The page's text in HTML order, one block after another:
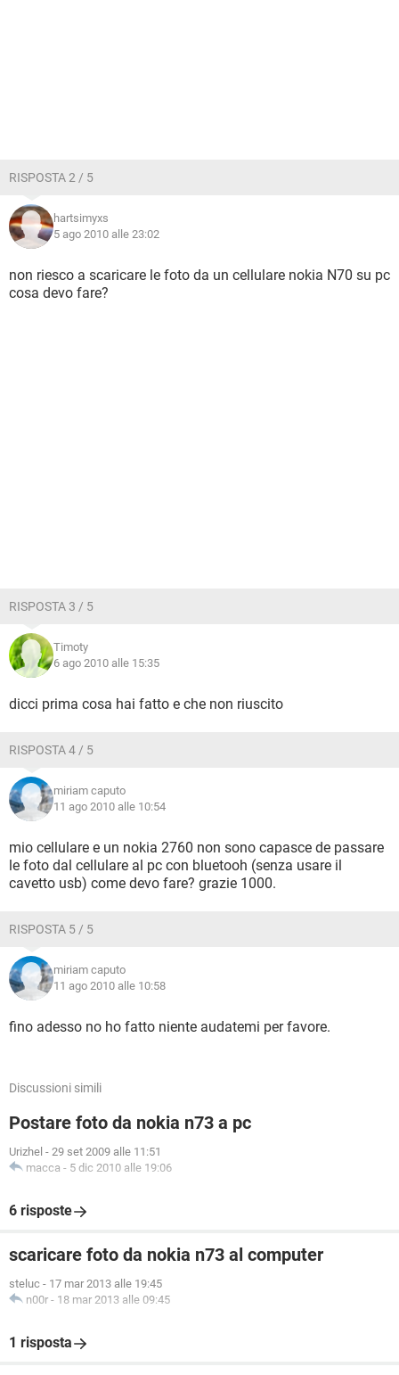
RISPOSTA 2 / 5
hartsimyxs
5 ago 2010 alle 23:02
non riesco a scaricare le foto da un cellulare nokia N70 su pc
cosa devo fare?
RISPOSTA 3 / 5
Timoty
6 ago 2010 alle 15:35
dicci prima cosa hai fatto e che non riuscito
RISPOSTA 4 / 5
miriam caputo
11 ago 2010 alle 10:54
mio cellulare e un nokia 2760 non sono capasce de passare
le foto dal cellulare al pc con bluetooh (senza usare il
cavetto usb) come devo fare? grazie 1000.
RISPOSTA 5 / 5
miriam caputo
11 ago 2010 alle 10:58
fino adesso no ho fatto niente audatemi per favore.
Discussioni simili
Postare foto da nokia n73 a pc
Urizhel - 29 set 2009 alle 11:51
macca - 5 dic 2010 alle 19:06
6 risposte
scaricare foto da nokia n73 al computer
steluc - 17 mar 2013 alle 19:45
n00r - 18 mar 2013 alle 09:45
1 risposta